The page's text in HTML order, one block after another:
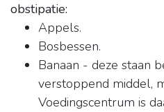
obstipatie:
Appels.
Bosbessen.
Banaan - deze staan
verstoppend middel,
Voedingscentrum is